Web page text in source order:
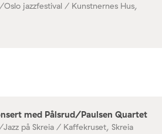
Oslo jazzfestival / Kunstnernes Hus,
med Pålsrud/Paulsen Quartet
Jazz på Skreia / Kaffekruset, Skreia